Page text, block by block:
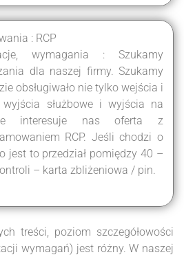
: RCP
wymagania : Szukamy
dla naszej firmy. Szukamy
obsługiwało nie tylko wejścia i
służbowe i wyjścia na
interesuje nas oferta z
RCP. Jeśli chodzi o
jest to przedział pomiędzy 40 –
– karta zbliżeniowa / pin.
treści, poziom szczegółowości
wymagań) jest różny. W naszej